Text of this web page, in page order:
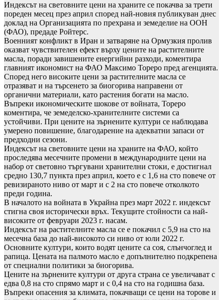
Индексът на световните цени на храните се покачва за трети
пореден месец през април според най-новия публикуван днес
доклад на Организацията по прехрана и земеделие на ООН
(ФАО), предаде Ройтерс.
Военният конфликт в Иран и затваряне на Ормузкия пролив
оказват чувствителен ефект върху цените на растителните
масла, поради завишените енергийни разходи, коментира
главният икономист на ФАО Максимо Тореро пред агенцията.
Според него високите цени за растителните масла се
отразяват и на търсенето за биогорива направени от
органични материали, като растения богати на масло.
Въпреки икономическите шокове от войната, Тореро
коментира, че земеделско-хранителните системи са
устойчиви. При цените на зърнените култури се наблюдава
умерено повишение, благодарение на адекватни запаси от
предходни сезони.
Индексът на световните цени на храните на ФАО, който
проследява месечните промени в международните цени на
набор от световно търгувани хранителни стоки, е достигнал
средно 130,7 пункта през април, което е с 1,6 на сто повече от
ревизираното ниво от март и с 2 на сто повече отколкото
преди година.
В началото на войната в Украйна през март 2022 г. индексът
стигна своя исторически връх. Текущите стойности са най-
високите от февруари 2023 г. насам.
Индексът на растителните масла се е покачил с 5,9 на сто на
месечна база до най-високото си ниво от юли 2022 г.
Основните култури, които водят цените са соя, слънчоглед и
рапица. Цената на палмото масло е допълнително подкрепена
от специални политики за биогорива.
Цените на зърнените култури от друга страна се увеличават с
едва 0,8 на сто спрямо март и с 0,4 на сто на годишна база.
Въпреки опасения за климата, покачващи се цени на торове и